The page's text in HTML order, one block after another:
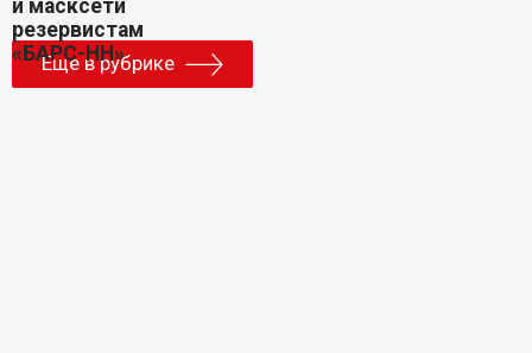
Еще в рубрике